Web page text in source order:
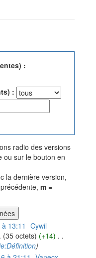
:
:
radio des versions
ou sur le bouton en
la dernière version,
m =
13:11
Cywil
(35 octets) (+14) . .
)